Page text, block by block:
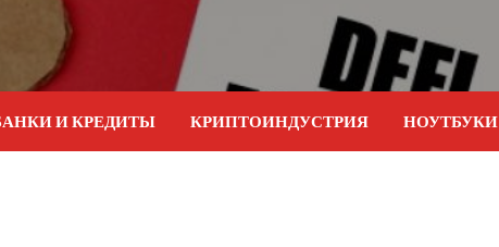
И КРЕДИТЫ КРИПТОИНДУСТРИЯ